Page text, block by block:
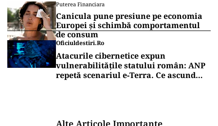
Puterea Financiara
Canicula pune presiune pe economia
Europei și schimbă comportamentul
de consum
Oficiuldestiri.ro
Atacurile cibernetice expun
vulnerabilitățile statului român: ANP
repetă scenariul e‑Terra. Ce ascund
Alte Articole Importante